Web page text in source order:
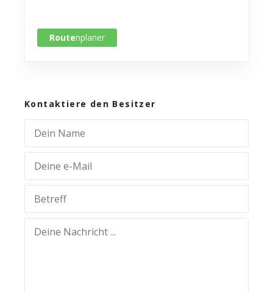
Routenplaner
Kontaktiere den Besitzer